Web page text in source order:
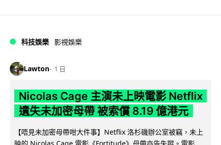
科技娛樂 影視娛樂
Lawton 1 日
Nicolas Cage 主演未上映電影 Netflix
遺失未加密母帶 被索償 8.19 億港元
【唔見未加密母帶咁大件事】Netflix 洛杉磯辦公室被竊，未上
映的 Nicolas Cage 電影《Fortitude》母帶亦告失蹤。電影...